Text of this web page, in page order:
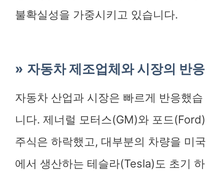
불확실성을 가중시키고 있습니다.
자동차 제조업체와 시장의 반응
자동차 산업과 시장은 빠르게 반응했습
니다. 제너럴 모터스(GM)와 포드(Ford)
주식은 하락했고, 대부분의 차량을 미국
에서 생산하는 테슬라(Tesla)도 초기 하